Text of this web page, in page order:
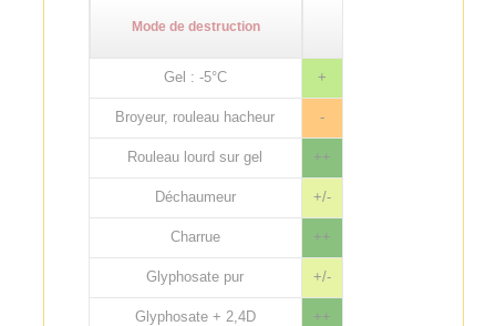
Mode de destruction
Gel : -5°C +
Broyeur, rouleau hacheur -
Rouleau lourd sur gel ++
Déchaumeur +/-
Charrue ++
Glyphosate pur +/-
Glyphosate + 2,4D ++